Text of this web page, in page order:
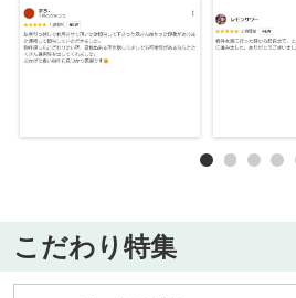
こだわり特集